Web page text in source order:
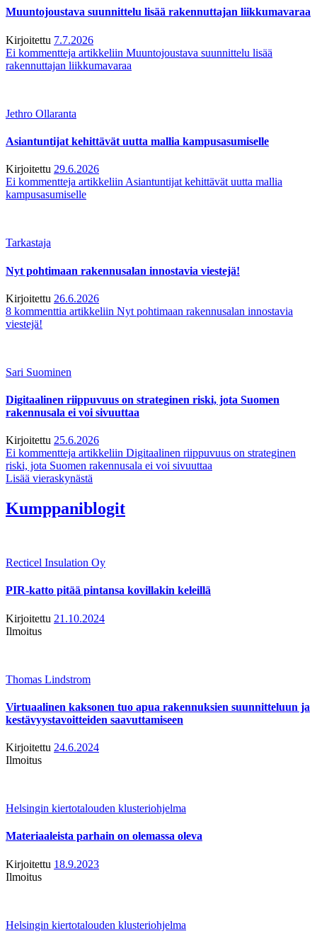
Muuntojoustava suunnittelu lisää rakennuttajan liikkumavaraa
Kirjoitettu 7.7.2026
Ei kommentteja artikkeliin Muuntojoustava suunnittelu lisää
rakennuttajan liikkumavaraa
Jethro Ollaranta
Asiantuntijat kehittävät uutta mallia kampusasumiselle
Kirjoitettu 29.6.2026
Ei kommentteja artikkeliin Asiantuntijat kehittävät uutta mallia
kampusasumiselle
Tarkastaja
Nyt pohtimaan rakennusalan innostavia viestejä!
Kirjoitettu 26.6.2026
8 kommenttia artikkeliin Nyt pohtimaan rakennusalan innostavia
viestejä!
Sari Suominen
Digitaalinen riippuvuus on strateginen riski, jota Suomen
rakennusala ei voi sivuuttaa
Kirjoitettu 25.6.2026
Ei kommentteja artikkeliin Digitaalinen riippuvuus on strateginen
riski, jota Suomen rakennusala ei voi sivuuttaa
Lisää vieraskynästä
Kumppaniblogit
Recticel Insulation Oy
PIR-katto pitää pintansa kovillakin keleillä
Kirjoitettu 21.10.2024
Ilmoitus
Thomas Lindstrom
Virtuaalinen kaksonen tuo apua rakennuksien suunnitteluun ja
kestävyystavoitteiden saavuttamiseen
Kirjoitettu 24.6.2024
Ilmoitus
Helsingin kiertotalouden klusteriohjelma
Materiaaleista parhain on olemassa oleva
Kirjoitettu 18.9.2023
Ilmoitus
Helsingin kiertotalouden klusteriohjelma